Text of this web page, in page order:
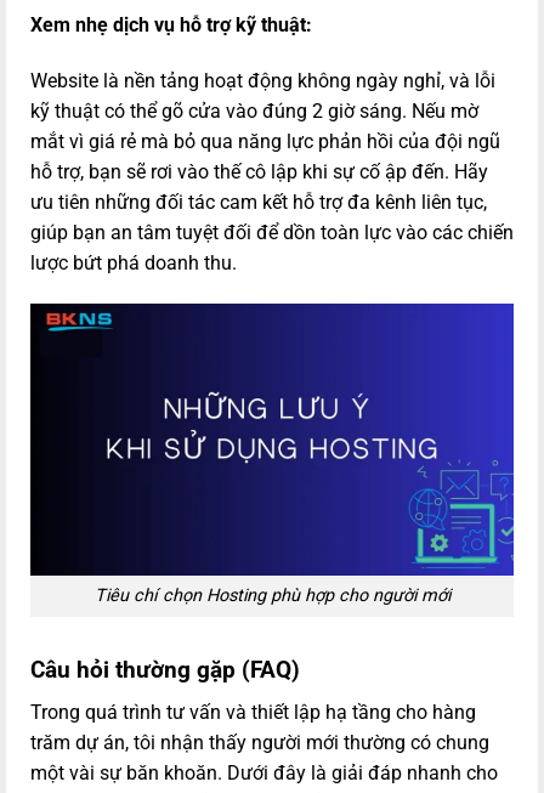
Xem nhẹ dịch vụ hỗ trợ kỹ thuật:
Website là nền tảng hoạt động không ngày nghỉ, và lỗi
kỹ thuật có thể gõ cửa vào đúng 2 giờ sáng. Nếu mờ
mắt vì giá rẻ mà bỏ qua năng lực phản hồi của đội ngũ
hỗ trợ, bạn sẽ rơi vào thế cô lập khi sự cố ập đến. Hãy
ưu tiên những đối tác cam kết hỗ trợ đa kênh liên tục,
giúp bạn an tâm tuyệt đối để dồn toàn lực vào các chiến
lược bứt phá doanh thu.
Tiêu chí chọn Hosting phù hợp cho người mới
Câu hỏi thường gặp (FAQ)
Trong quá trình tư vấn và thiết lập hạ tầng cho hàng
trăm dự án, tôi nhận thấy người mới thường có chung
một vài sự băn khoăn. Dưới đây là giải đáp nhanh cho